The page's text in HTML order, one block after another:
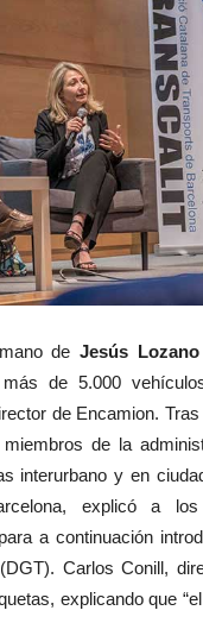
deJesús
de 5.000
de Encamion.
de la
interurbano y en
explicó a
a continuación
Carlos Conill,
explicando que